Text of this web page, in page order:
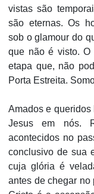
vistas são
são eternas. Os
sob o glamour do
que não é visto. O
etapa que, não
Porta Estreita.
Amados e queridos
Jesus em nós.
acontecidos no
conclusivo de sua
cuja glória é
antes de chegar no